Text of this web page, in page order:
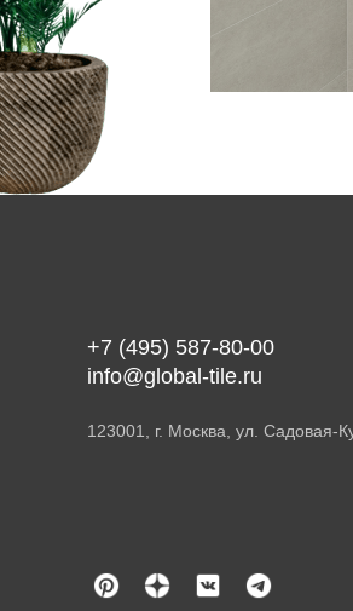
+7 (495) 587-80-00
info@global-tile.ru
123001, г. Москва, ул. Садовая-